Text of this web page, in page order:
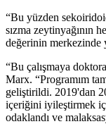
“Bu yüzden
sızma zeytinyağının
değerinin merkezinde
“Bu çalışmaya
Marx. “Programım
geliştirildi. 2019'dan
içeriğini iyileştirmek
odaklandı ve